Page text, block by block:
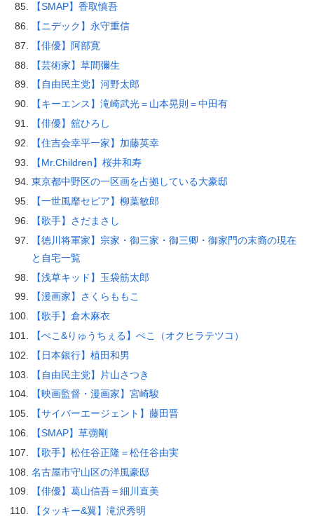
【SMAP】香取慎吾
【ニデック】永守重信
【俳優】阿部寛
【芸術家】草間彌生
【自由民主党】河野太郎
【キーエンス】滝崎武光＝山本晃則＝中田有
【俳優】舘ひろし
【住吉会幸平一家】加藤英幸
【Mr.Children】桜井和寿
東京都中野区の一区画を占拠している大豪邸
【一世風靡セピア】柳葉敏郎
【歌手】さだまさし
【徳川将軍家】宗家・御三家・御三卿・御家門の末裔の現在
と自宅一覧
【浅草キッド】玉袋筋太郎
【漫画家】さくらももこ
【歌手】倉木麻衣
【ぺこ&りゅうちぇる】ぺこ（オクヒラテツコ）
【日本銀行】植田和男
【自由民主党】片山さつき
【映画監督・漫画家】宮崎駿
【サイバーエージェント】藤田晋
【SMAP】草彅剛
【歌手】松任谷正隆＝松任谷由実
名古屋市守山区の洋風豪邸
【俳優】葛山信吾＝細川直美
【タッキー&翼】滝沢秀明